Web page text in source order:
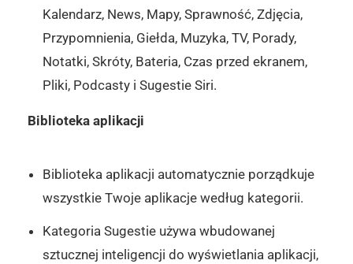
Kalendarz, News, Mapy, Sprawność, Zdjęcia,
Przypomnienia, Giełda, Muzyka, TV, Porady,
Notatki, Skróty, Bateria, Czas przed ekranem,
Pliki, Podcasty i Sugestie Siri.
Biblioteka aplikacji
Biblioteka aplikacji automatycznie porządkuje
wszystkie Twoje aplikacje według kategorii.
Kategoria Sugestie używa wbudowanej
sztucznej inteligencji do wyświetlania aplikacji,